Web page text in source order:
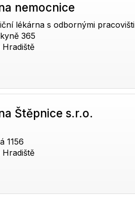
nemocnice
lékárna s odbornými pracovišti
365
Štěpnice s.r.o.
1156